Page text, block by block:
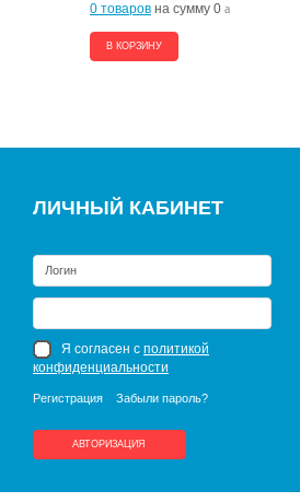
0 товаров на сумму 0 a
В КОРЗИНУ
ЛИЧНЫЙ КАБИНЕТ
Я согласен с политикой
конфиденциальности
Регистрация Забыли пароль?
АВТОРИЗАЦИЯ